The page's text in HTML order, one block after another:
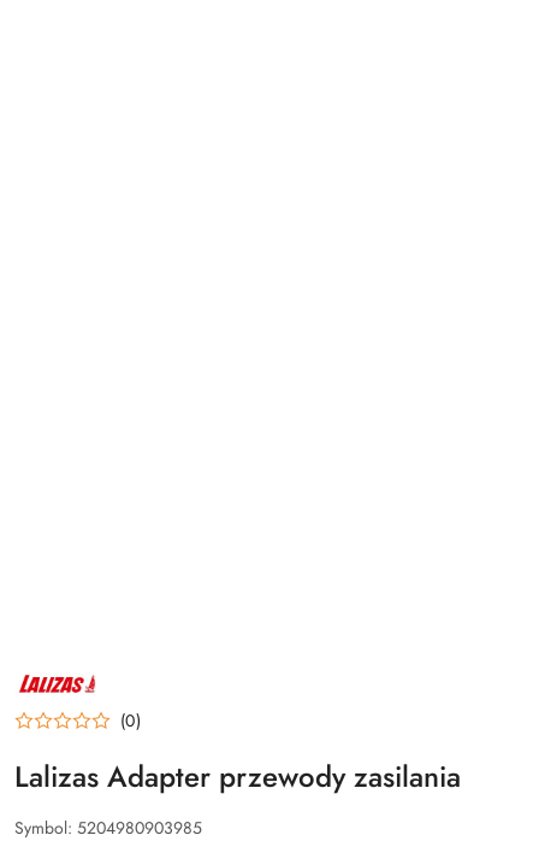
NAZWA
PRODUCENTA:
LALIZAS (0)
Lalizas Adapter przewody zasilania
Symbol: 5204980903985